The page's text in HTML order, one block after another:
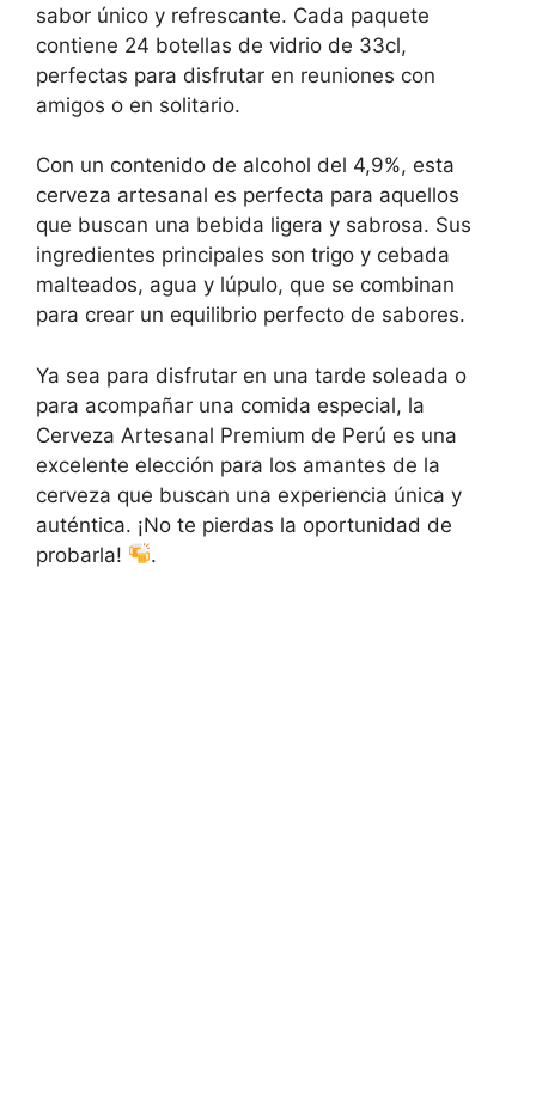
sabor único y refrescante. Cada paquete
contiene 24 botellas de vidrio de 33cl,
perfectas para disfrutar en reuniones con
amigos o en solitario.
Con un contenido de alcohol del 4,9%, esta
cerveza artesanal es perfecta para aquellos
que buscan una bebida ligera y sabrosa. Sus
ingredientes principales son trigo y cebada
malteados, agua y lúpulo, que se combinan
para crear un equilibrio perfecto de sabores.
Ya sea para disfrutar en una tarde soleada o
para acompañar una comida especial, la
Cerveza Artesanal Premium de Perú es una
excelente elección para los amantes de la
cerveza que buscan una experiencia única y
auténtica. ¡No te pierdas la oportunidad de
probarla!
.